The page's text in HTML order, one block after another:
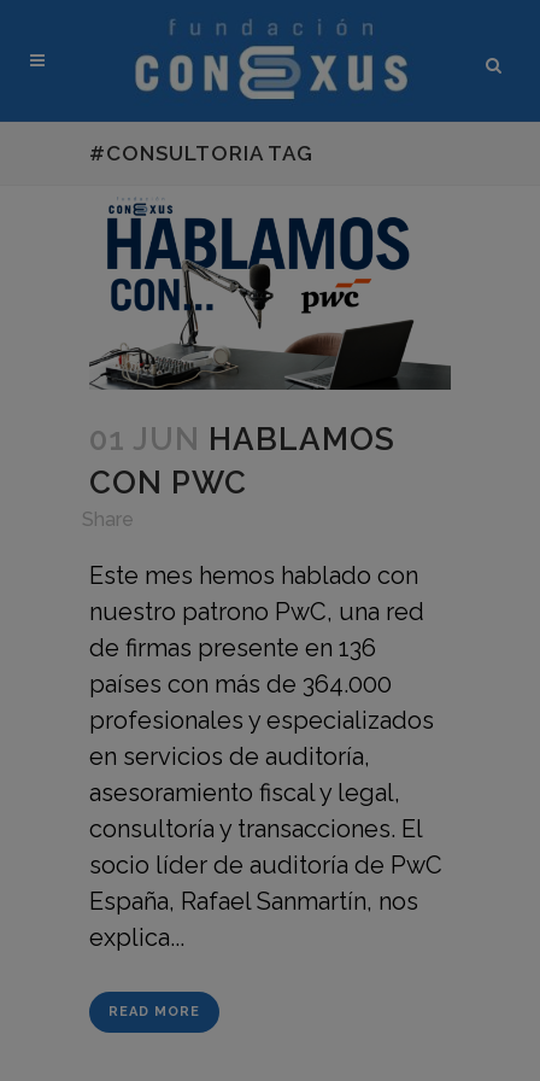
#CONSULTORIA TAG
01 JUN HABLAMOS
CON PWC
Share
Este mes hemos hablado con
nuestro patrono PwC, una red
de firmas presente en 136
países con más de 364.000
profesionales y especializados
en servicios de auditoría,
asesoramiento fiscal y legal,
consultoría y transacciones. El
socio líder de auditoría de PwC
España, Rafael Sanmartín, nos
explica...
READ MORE